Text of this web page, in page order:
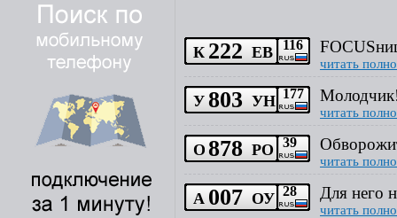
К 222 ЕВ 116
читать
У 803 УН 177
читать
О 878 РО 39
читать
А 007 ОУ 28 Для него
читать